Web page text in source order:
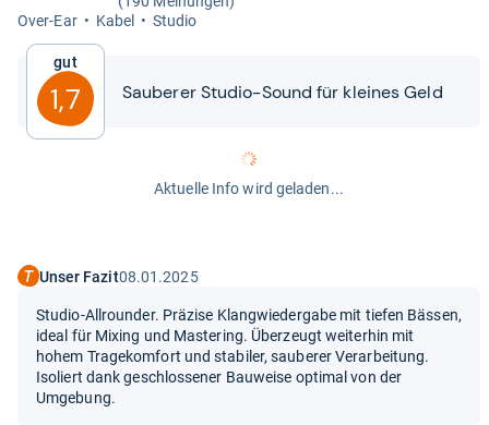
Over-​Ear
Kabel Stu­dio
Gut
1,7 Sau­be­rer Stu­dio-​​Sound für klei­nes Geld
Aktuelle Info wird geladen...
Unser Fazit08.01.2025
Studio-Allrounder. Präzise Klangwiedergabe mit tiefen Bässen,
ideal für Mixing und Mastering. Überzeugt weiterhin mit
hohem Tragekomfort und stabiler, sauberer Verarbeitung.
Isoliert dank geschlossener Bauweise optimal von der
Umgebung.